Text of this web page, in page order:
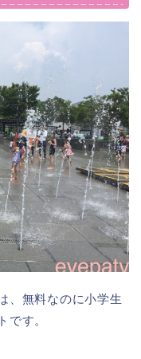
、無料なのに小学生
です。